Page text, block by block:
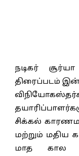
நடிகர்
திரைப்படம்
சிக்கல்
மற்றும் மதிய
மாத கால